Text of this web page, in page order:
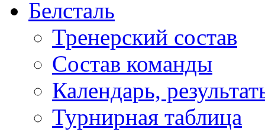
Белсталь
Тренерский состав
Состав команды
Календарь,
Турнирная таблица